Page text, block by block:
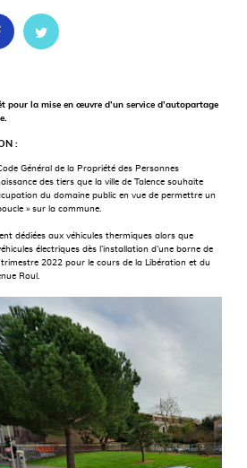
pour la mise en œuvre d’un service d’autopartage
:
Général de la Propriété des Personnes
des tiers que la ville de Talence souhaite
du domaine public en vue de permettre un
» sur la commune.
dédiées aux véhicules thermiques alors que
électriques dès l’installation d’une borne de
2022 pour le cours de la Libération et du
Roul.